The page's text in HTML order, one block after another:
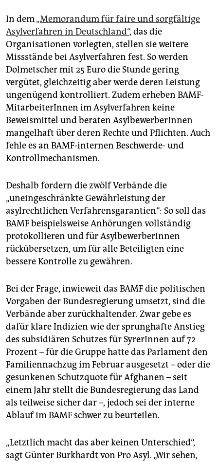
In dem„Memorandum für faire und sorgfältige
Asylverfahren in Deutschland“, das die
Organisationen vorlegten, stellen sie weitere
Missstände bei Asylverfahren fest. So werden
Dolmetscher mit 25 Euro die Stunde gering
vergütet, gleichzeitig aber werde deren Leistung
ungenügend kontrolliert. Zudem erheben BAMF-
MitarbeiterInnen im Asylverfahren keine
Beweismittel und beraten AsylbewerberInnen
mangelhaft über deren Rechte und Pflichten. Auch
fehle es an BAMF-internen Beschwerde- und
Kontrollmechanismen.
Deshalb fordern die zwölf Verbände die
„uneingeschränkte Gewährleistung der
asylrechtlichen Verfahrensgarantien“: So soll das
BAMF beispielsweise Anhörungen vollständig
protokollieren und für AsylbewerberInnen
rückübersetzen, um für alle Beteiligten eine
bessere Kontrolle zu gewähren.
Bei der Frage, inwieweit das BAMF die politischen
Vorgaben der Bundesregierung umsetzt, sind die
Verbände aber zurückhaltender. Zwar gebe es
dafür klare Indizien wie der sprunghafte Anstieg
des subsidiären Schutzes für SyrerInnen auf 72
Prozent – für die Gruppe hatte das Parlament den
Familiennachzug im Februar ausgesetzt – oder die
gesunkenen Schutzquote für Afghanen – seit
einem Jahr stellt die Bundesregierung das Land
als teilweise sicher dar –, jedoch sei der interne
Ablauf im BAMF schwer zu beurteilen.
„Letztlich macht das aber keinen Unterschied“,
sagt Günter Burkhardt von Pro Asyl. „Wir sehen,